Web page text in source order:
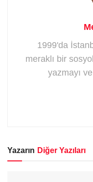
1999'da
meraklı bir
yazmayı
Yazarın Diğer Yazıları